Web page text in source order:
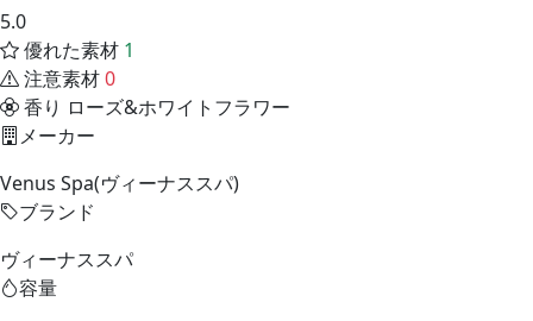
5.0
優れた素材 1
注意素材0
香り ローズ&ホワイトフラワー
メーカー
Venus Spa(ヴィーナススパ)
ブランド
ヴィーナススパ
容量